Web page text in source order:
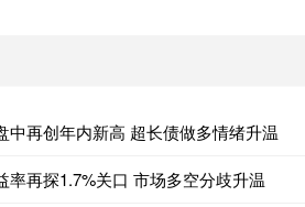
中再创年内新高 超长债做多情绪升温
率再探1.7%关口 市场多空分歧升温